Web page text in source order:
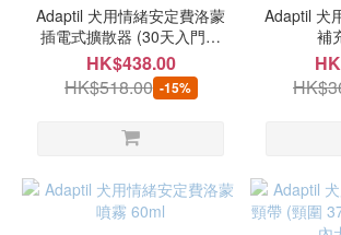
Adaptil 犬用情緒安定費洛蒙
插電式擴散器 (30天入門套
裝)
HK$438.00
HK$518.00 -15%
Adaptil 犬
補